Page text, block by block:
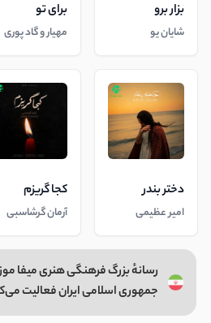
بزار برو
شایان یو
برای تو
مهیار و گاد پوری
دختر بندر
امیر عظیمی
کجا گریزم
آرمان گرشاسبی
رسانهٔ بزرگ فرهنگی هنری میفا
جمهوری اسلامی ایران فعالیت